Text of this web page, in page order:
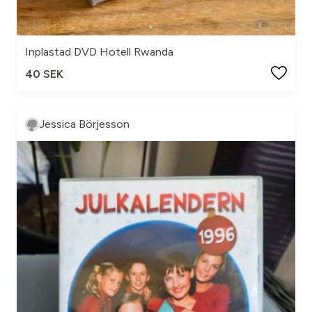
Inplastad DVD Hotell Rwanda
40 SEK
Jessica Börjesson